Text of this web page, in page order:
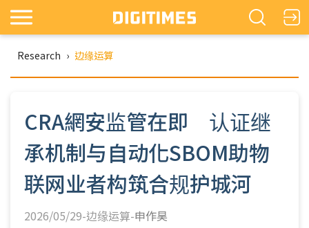
Research › 边缘运算
CRA網安监管在即 认证继
承机制与自动化SBOM助物
联网业者构筑合规护城河
2026/05/29-边缘运算-申作昊